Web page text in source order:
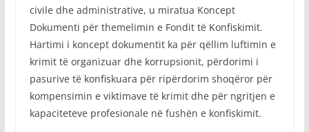
civile dhe administrative, u miratua Koncept
Dokumenti për themelimin e Fondit të Konfiskimit.
Hartimi i koncept dokumentit ka për qëllim luftimin e
krimit të organizuar dhe korrupsionit, përdorimi i
pasurive të konfiskuara për ripërdorim shoqëror për
kompensimin e viktimave të krimit dhe për ngritjen e
kapaciteteve profesionale në fushën e konfiskimit.